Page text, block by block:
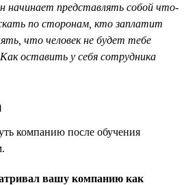
начинает представлять собой что-
по сторонам, кто заплатит
что человек не будет тебе
оставить у себя сотрудника
компанию после обучения
вашу компанию как